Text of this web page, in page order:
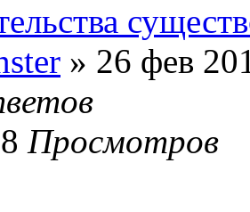
» 26 фев
Просмотров